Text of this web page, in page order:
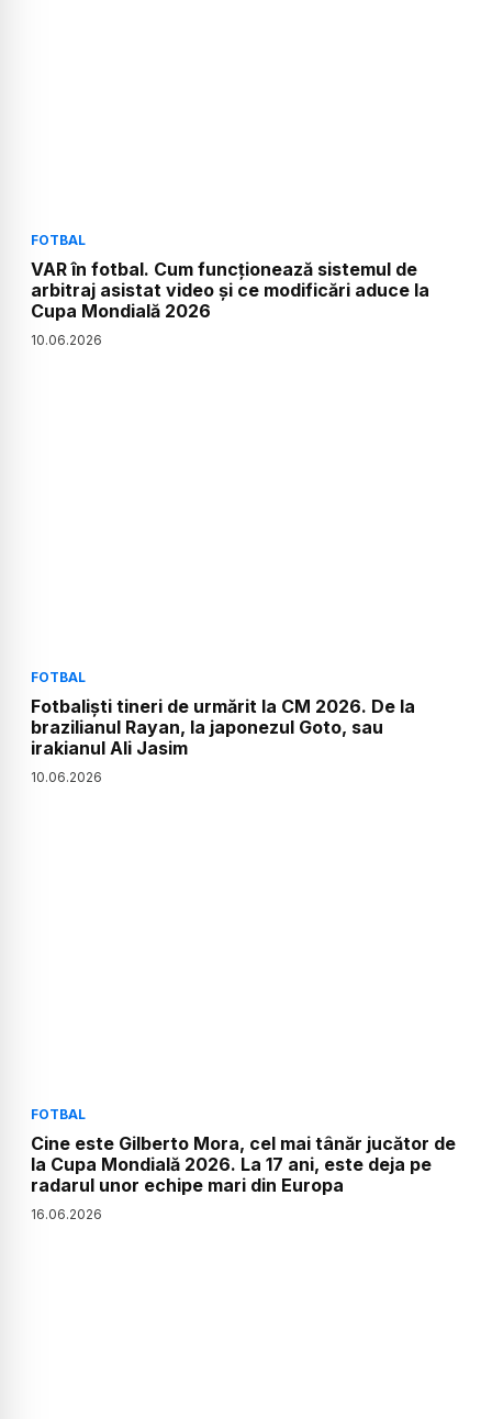
FOTBAL
VAR în fotbal. Cum funcționează sistemul de
arbitraj asistat video și ce modificări aduce la
Cupa Mondială 2026
10.06.2026
FOTBAL
Fotbaliști tineri de urmărit la CM 2026. De la
brazilianul Rayan, la japonezul Goto, sau
irakianul Ali Jasim
10.06.2026
FOTBAL
Cine este Gilberto Mora, cel mai tânăr jucător de
la Cupa Mondială 2026. La 17 ani, este deja pe
radarul unor echipe mari din Europa
16.06.2026